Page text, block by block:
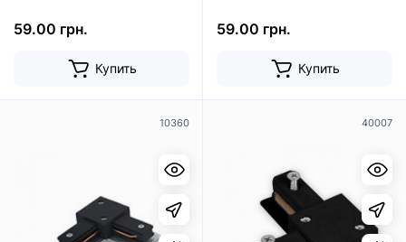
59.00 грн.
Купить
59.00 грн.
Купить
10360 40007